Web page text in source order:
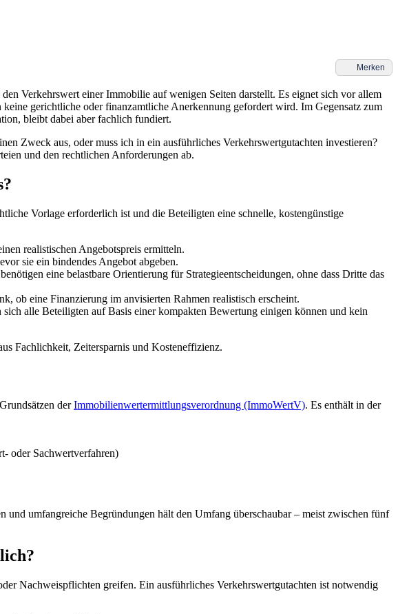
Merken
Verkehrswert einer Immobilie auf wenigen Seiten darstellt. Es eignet sich vor allem
gerichtliche oder finanzamtliche Anerkennung gefordert wird. Im Gegensatz zum
bleibt dabei aber fachlich fundiert.
Zweck aus, oder muss ich in ein ausführliches Verkehrswertgutachten investieren?
und den rechtlichen Anforderungen ab.
Vorlage erforderlich ist und die Beteiligten eine schnelle, kostengünstige
realistischen Angebotspreis ermitteln.
sie ein bindendes Angebot abgeben.
eine belastbare Orientierung für Strategieentscheidungen, ohne dass Dritte das
ob eine Finanzierung im anvisierten Rahmen realistisch erscheint.
sich alle Beteiligten auf Basis einer kompakten Bewertung einigen können und kein
Fachlichkeit, Zeitersparnis und Kosteneffizienz.
derImmobilienwertermittlungsverordnung (ImmoWertV). Es enthält in der
oder Sachwertverfahren)
umfangreiche Begründungen hält den Umfang überschaubar – meist zwischen fünf
Nachweispflichten greifen. Ein ausführliches Verkehrswertgutachten ist notwendig